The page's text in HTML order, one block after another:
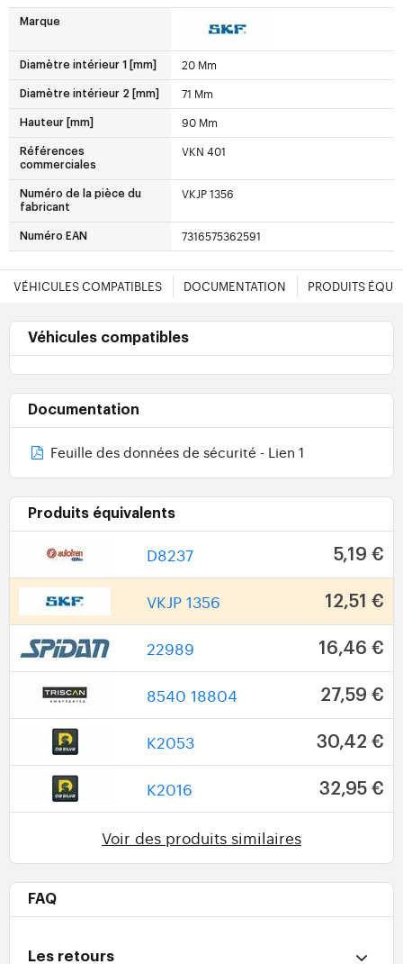
Marque
Diamètre intérieur 1 [mm] 20 Mm
Diamètre intérieur 2 [mm] 71 Mm
Hauteur [mm] 90 Mm
Références
commerciales
VKN 401
Numéro de la pièce du
fabricant
VKJP 1356
Numéro EAN 7316575362591
VÉHICULES COMPATIBLES DOCUMENTATION PRODUITS
Véhicules compatibles
Documentation
Feuille des données de sécurité - Lien 1
Produits équivalents
D8237 5,19 €
VKJP 1356 12,51 €
22989 16,46 €
8540 18804 27,59 €
K2053 30,42 €
K2016 32,95 €
Voir des produits similaires
FAQ
Les retours